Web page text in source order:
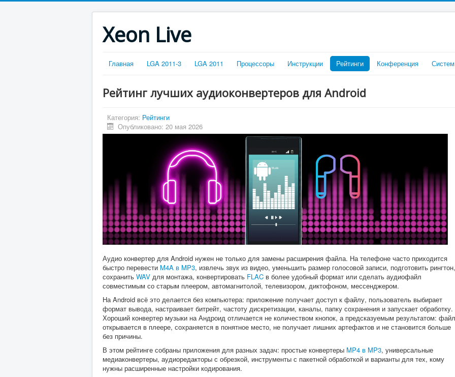
Xeon Live
Главная LGA 2011-3 LGA 2011 Процессоры Инструкции Рейтинги Конференция
Рейтинг лучших аудиоконвертеров для Android
Категория: Рейтинги
Опубликовано: 20 мая 2026
Аудио конвертер для Android нужен не только для замены расширения файла. На телефоне часто приходится
быстро перевести M4A в MP3, извлечь звук из видео, уменьшить размер голосовой записи, подготовить рингтон,
сохранить WAV для монтажа, конвертировать FLAC в более удобный формат или сделать аудиофайл
совместимым со старым плеером, автомагнитолой, телевизором, диктофоном, мессенджером.
На Android всё это делается без компьютера: приложение получает доступ к файлу, пользователь выбирает
формат вывода, настраивает битрейт, частоту дискретизации, каналы, папку сохранения и запускает обработку.
Хороший конвертер музыки на Андроид отличается не количеством кнопок, а предсказуемым результатом: файл
открывается в плеере, сохраняется в понятное место, не получает лишних артефактов и не становится больше
без причины.
В этом рейтинге собраны приложения для разных задач: простые конвертеры MP4 в MP3, универсальные
медиаконвертеры, аудиоредакторы с обрезкой, инструменты с пакетной обработкой и варианты для тех, кому
нужны расширенные настройки кодирования.